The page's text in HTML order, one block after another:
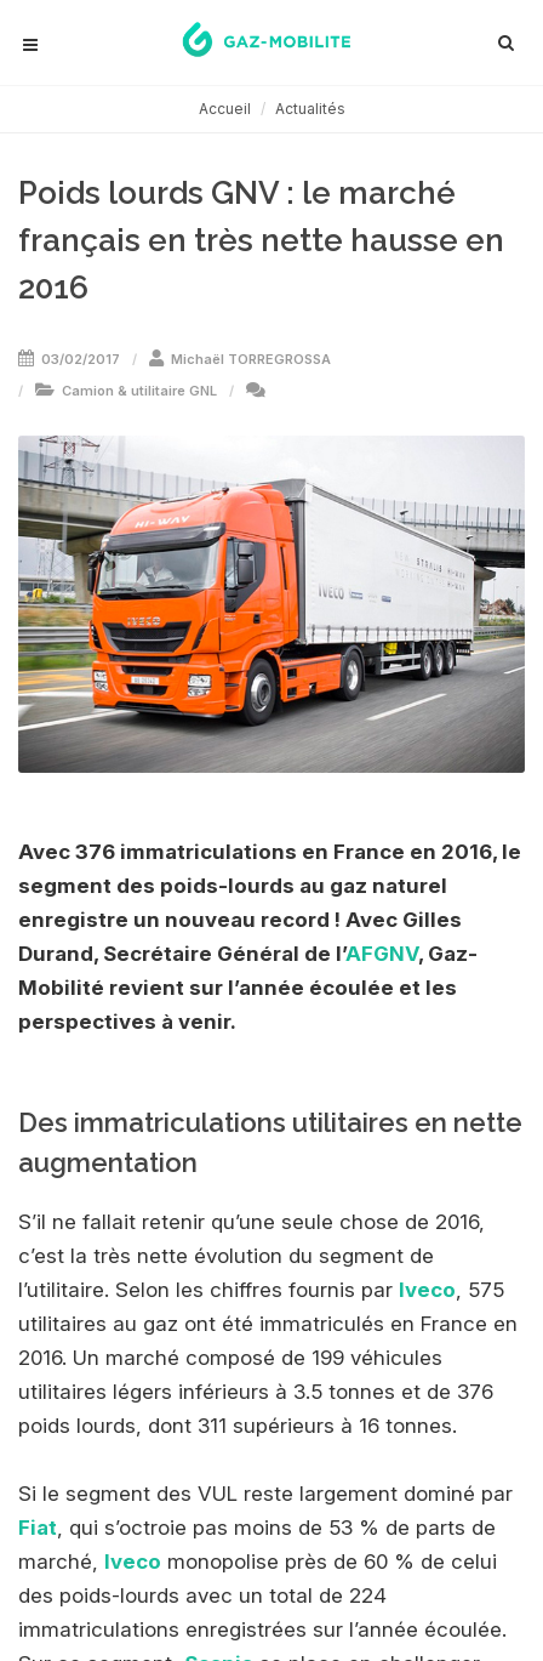
Accueil Actualités
Poids lourds GNV : le marché
français en très nette hausse en
2016
03/02/2017
Michaël TORREGROSSA
Camion & utilitaire GNL
Avec 376 immatriculations en France en 2016, le
segment des poids-lourds au gaz naturel
enregistre un nouveau record ! Avec Gilles
Durand, Secrétaire Général de l’AFGNV, Gaz-
Mobilité revient sur l’année écoulée et les
perspectives à venir.
Des immatriculations utilitaires en nette
augmentation
S’il ne fallait retenir qu’une seule chose de 2016,
c’est la très nette évolution du segment de
l’utilitaire. Selon les chiffres fournis par Iveco, 575
utilitaires au gaz ont été immatriculés en France en
2016. Un marché composé de 199 véhicules
utilitaires légers inférieurs à 3.5 tonnes et de 376
poids lourds, dont 311 supérieurs à 16 tonnes.
Si le segment des VUL reste largement dominé par
Fiat, qui s’octroie pas moins de 53 % de parts de
marché, Iveco monopolise près de 60 % de celui
des poids-lourds avec un total de 224
immatriculations enregistrées sur l’année écoulée.